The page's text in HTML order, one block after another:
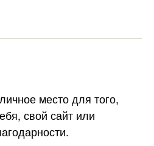
место для того,
свой сайт или